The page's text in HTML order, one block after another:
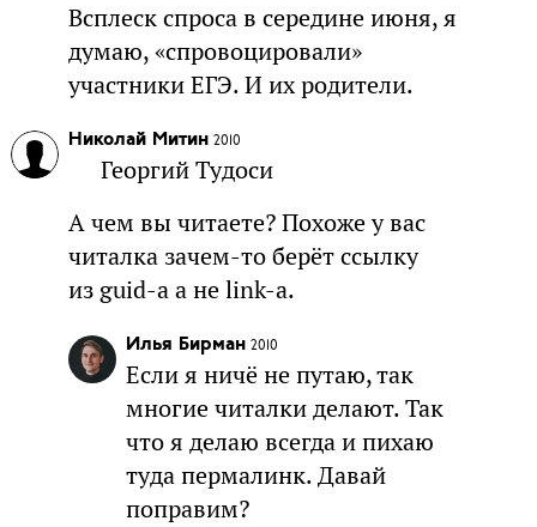
Всплеск спроса в середине июня, я
думаю, «спровоцировали»
участники ЕГЭ. И их родители.
Николай Митин 2010
Георгий Тудоси
А чем вы читаете? Похоже у вас
читалка зачем-то берёт ссылку
из guid-а а не link-а.
Илья Бирман 2010
Если я ничё не путаю, так
многие читалки делают. Так
что я делаю всегдаи пихаю
туда пермалинк. Давай
поправим?